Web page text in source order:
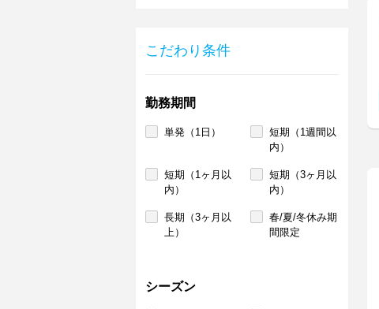
こだわり条件
勤務期間
単発（1日）
短期（1週間以
内）
短期（1ヶ月以
内）
短期（3ヶ月以
内）
長期（3ヶ月以
上）
春/夏/冬休み期
間限定
シーズン